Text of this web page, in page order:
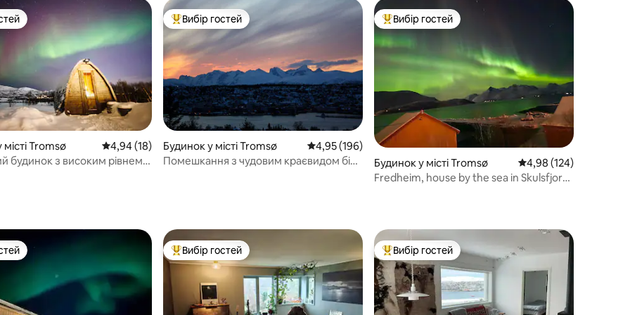
відгуки: 97
Tromsø Середня оцінка: 4,94 з 5, відгуки: 18
4,94 (18)
будинок з високим рівнем
Топ вибір гостей
Вибір гостей
Будинок у місті Tromsø Середня оцінка: 4,95 з 5, відгуки: 196
4,95 (196)
Помешкання з чудовим краєвидом біля
Топ вибір гостей
Вибір гостей
Будинок у місті Tromsø Середня оцінка: 4,98
4,98 (124)
Fredheim, house by the sea in Skulsfjord/
Топ вибір гостей
Вибір гостей Топ вибір гостей
Вибір гостей